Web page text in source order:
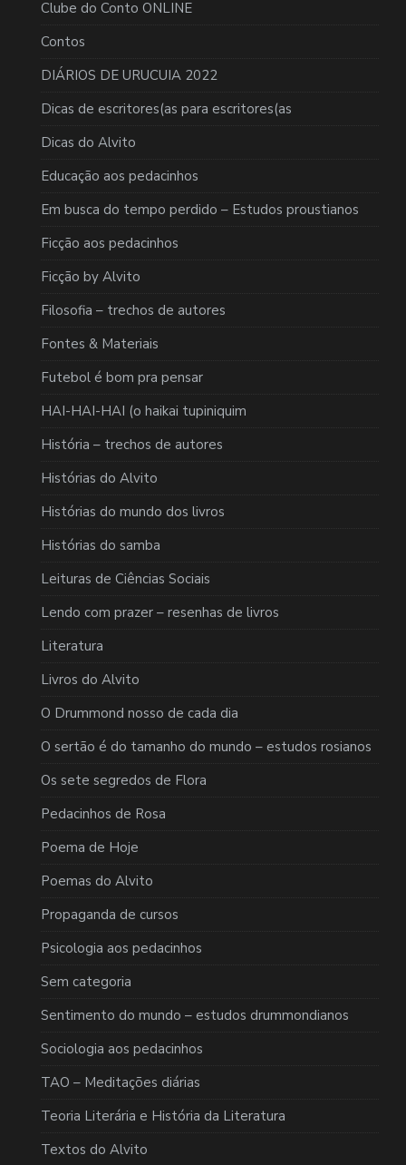
Clube do Conto ONLINE
Contos
DIÁRIOS DE URUCUIA 2022
Dicas de escritores(as para escritores(as
Dicas do Alvito
Educação aos pedacinhos
Em busca do tempo perdido – Estudos proustianos
Ficção aos pedacinhos
Ficção by Alvito
Filosofia – trechos de autores
Fontes & Materiais
Futebol é bom pra pensar
HAI-HAI-HAI (o haikai tupiniquim
História – trechos de autores
Histórias do Alvito
Histórias do mundo dos livros
Histórias do samba
Leituras de Ciências Sociais
Lendo com prazer – resenhas de livros
Literatura
Livros do Alvito
O Drummond nosso de cada dia
O sertão é do tamanho do mundo – estudos rosianos
Os sete segredos de Flora
Pedacinhos de Rosa
Poema de Hoje
Poemas do Alvito
Propaganda de cursos
Psicologia aos pedacinhos
Sem categoria
Sentimento do mundo – estudos drummondianos
Sociologia aos pedacinhos
TAO – Meditações diárias
Teoria Literária e História da Literatura
Textos do Alvito